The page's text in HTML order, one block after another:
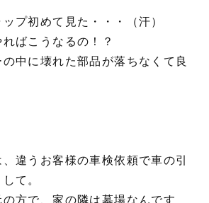
プ初めて見た・・・（汗）
ばこうなるの！？
中に壊れた部品が落ちなくて良
違うお客様の車検依頼で車の引
て。
方で、家の隣は墓場なんです